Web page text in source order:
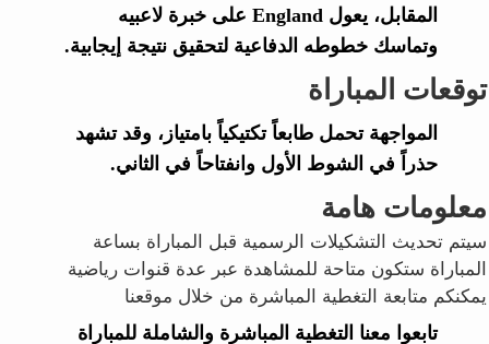
المقابل، يعول England على خبرة لاعبيه
وتماسك خطوطه الدفاعية لتحقيق نتيجة إيجابية.
توقعات المباراة
المواجهة تحمل طابعاً تكتيكياً بامتياز، وقد تشهد
حذراً في الشوط الأول وانفتاحاً في الثاني.
معلومات هامة
سيتم تحديث التشكيلات الرسمية قبل المباراة بساعة
المباراة ستكون متاحة للمشاهدة عبر عدة قنوات رياضية
يمكنكم متابعة التغطية المباشرة من خلال موقعنا
تابعوا معنا التغطية المباشرة والشاملة للمباراة